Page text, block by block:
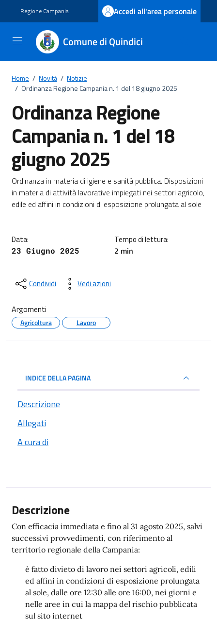
Regione Campania Accedi all'area personale
Comune di Quindici
Home / Novità / Notizie
/ Ordinanza Regione Campania n. 1 del 18 giugno 2025
Ordinanza Regione
Campania n. 1 del 18
giugno 2025
Dettagli della notizia
Ordinanza in materia di igiene e sanità pubblica. Disposizioni
in materia di attività lavorative impiegati nei settori agricolo,
edile ed affini in condizioni di esposizione prolungata al sole
Data:
23 Giugno 2025
Tempo di lettura:
2 min
Condividi Vedi azioni
Argomenti
Agricoltura Lavoro
INDICE DELLA PAGINA
Descrizione
Allegati
A cura di
Descrizione
Con efficacia immediata e fino al 31 agosto 2025, salvi
successivi provvedimenti, con riferimento al
territorio regionale della Campania:
è fatto divieto di lavoro nei settori agricoli, edili
ed affini in condizioni di esposizione prolungata
al sole, dalle ore 12:30 alle ore 16:00, nei giorni e
nelle aree in cui la mappa del rischio pubblicata
sul sito internet